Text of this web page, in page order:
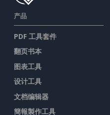
产品
PDF 工具套件
翻页书本
图表工具
设计工具
文档编辑器
簡報製作工具